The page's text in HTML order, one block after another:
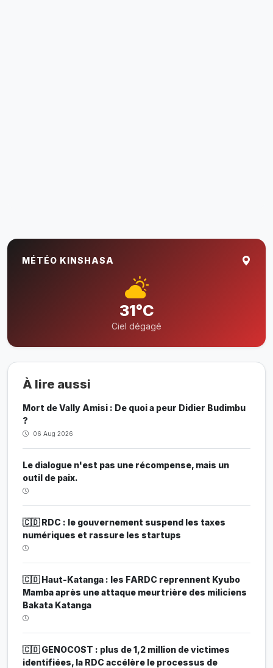
MÉTÉO KINSHASA
31°C
Ciel dégagé
À lire aussi
Mort de Vally Amisi : De quoi a peur Didier Budimbu
?
06 Aug 2026
Le dialogue n'est pas une récompense, mais un
outil de paix.
🇨🇩 RDC : le gouvernement suspend les taxes
numériques et rassure les startups
🇨🇩 Haut-Katanga : les FARDC reprennent Kyubo
Mamba après une attaque meurtrière des miliciens
Bakata Katanga
🇨🇩 GENOCOST : plus de 1,2 million de victimes
identifiées, la RDC accélère le processus de